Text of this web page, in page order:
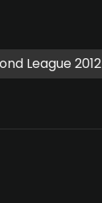
League 2012